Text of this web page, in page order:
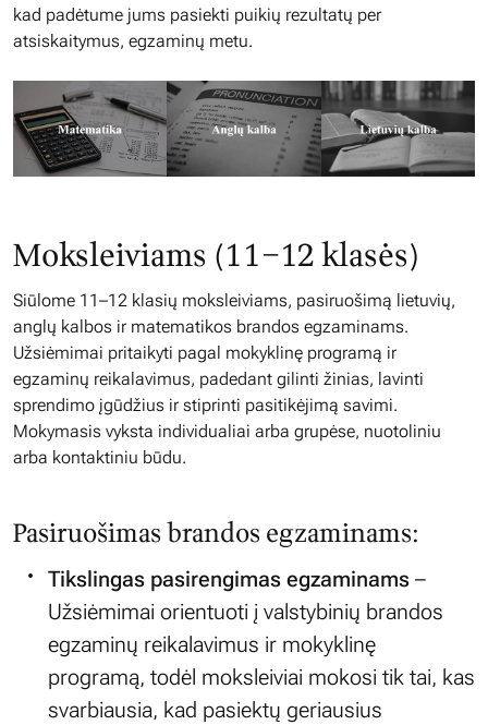
kad padėtume jums pasiekti puikių rezultatų per
atsiskaitymus, egzaminų metu.
Moksleiviams (11–12 klasės)
Siūlome 11–12 klasių moksleiviams, pasiruošimą lietuvių,
anglų kalbos ir matematikos brandos egzaminams.
Užsiėmimai pritaikyti pagal mokyklinę programą ir
egzaminų reikalavimus, padedant gilinti žinias, lavinti
sprendimo įgūdžius ir stiprinti pasitikėjimą savimi.
Mokymasis vyksta individualiai arba grupėse, nuotoliniu
arba kontaktiniu būdu.
Pasiruošimas brandos egzaminams:
Tikslingas pasirengimas egzaminams –
Užsiėmimai orientuoti į valstybinių brandos
egzaminų reikalavimus ir mokyklinę
programą, todėl moksleiviai mokosi tik tai, kas
svarbiausia, kad pasiektų geriausius